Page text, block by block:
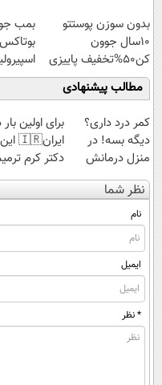
بدون سوزن پوستتو
10سال جوون
کن50%تخفیف پاییزی
بمب
مطالب پیشنهادی
کمر درد داری؟
دیگه بسه! در
منزل درمانش
کن
(◀پرسش‌نامه)
برای اولین
ایران🇮🇷 این
دکتر کرم
کننده 23
ساخت!
نظر شما
نام
ایمیل
* نظر